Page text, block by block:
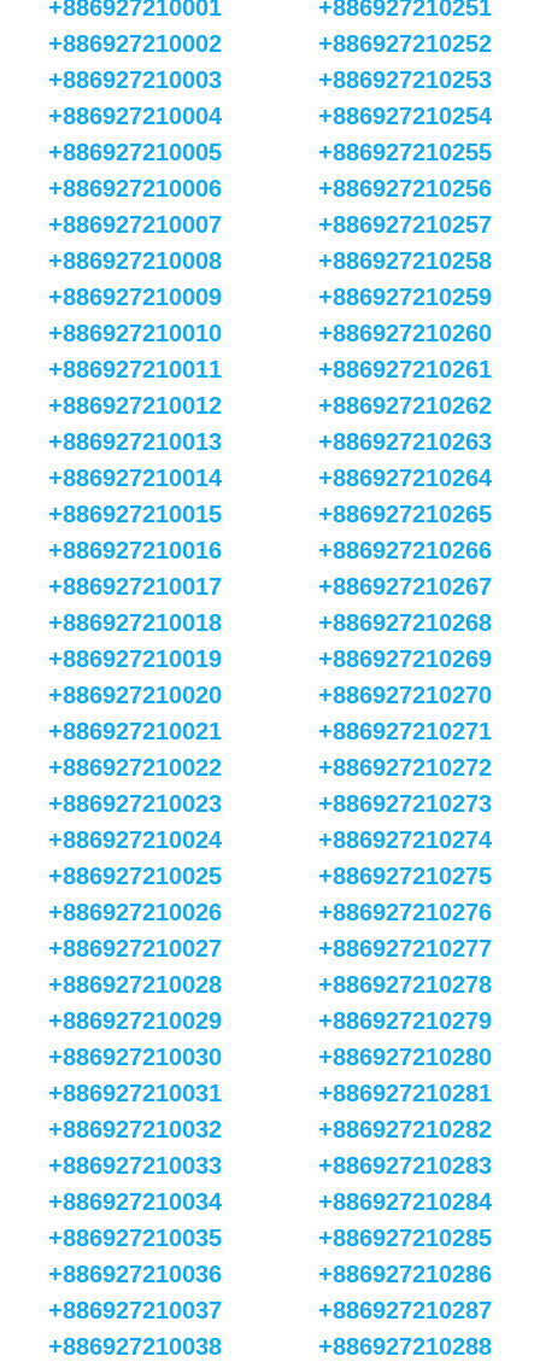
+886927210001
+886927210002
+886927210003
+886927210004
+886927210005
+886927210006
+886927210007
+886927210008
+886927210009
+886927210010
+886927210011
+886927210012
+886927210013
+886927210014
+886927210015
+886927210016
+886927210017
+886927210018
+886927210019
+886927210020
+886927210021
+886927210022
+886927210023
+886927210024
+886927210025
+886927210026
+886927210027
+886927210028
+886927210029
+886927210030
+886927210031
+886927210032
+886927210033
+886927210034
+886927210035
+886927210036
+886927210037
+886927210038
+886927210251
+886927210252
+886927210253
+886927210254
+886927210255
+886927210256
+886927210257
+886927210258
+886927210259
+886927210260
+886927210261
+886927210262
+886927210263
+886927210264
+886927210265
+886927210266
+886927210267
+886927210268
+886927210269
+886927210270
+886927210271
+886927210272
+886927210273
+886927210274
+886927210275
+886927210276
+886927210277
+886927210278
+886927210279
+886927210280
+886927210281
+886927210282
+886927210283
+886927210284
+886927210285
+886927210286
+886927210287
+886927210288